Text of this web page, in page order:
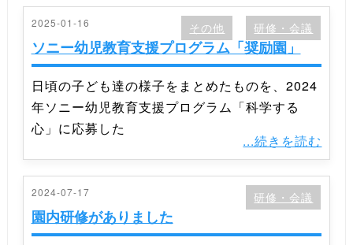
2025-01-16
ソニー幼児教育支援プログラム「奨励園」
その他 研修・会議
日頃の子ども達の様子をまとめたものを、2024
年ソニー幼児教育支援プログラム「科学する
心」に応募した
...続きを読む
2024-07-17
園内研修がありました
研修・会議